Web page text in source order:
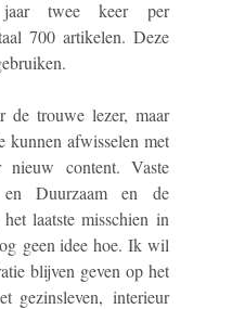
twee keer per
700 artikelen. Deze
de trouwe lezer, maar
kunnen afwisselen met
nieuw content. Vaste
Duurzaam en de
laatste misschien in
geen idee hoe. Ik wil
blijven geven op het
gezinsleven, interieur